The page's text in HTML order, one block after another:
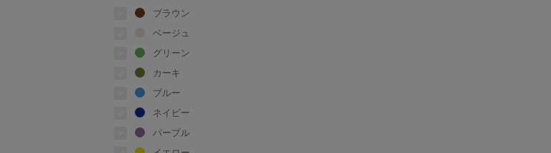
ブラウン
ベージュ
グリーン
カーキ
ブルー
ネイビー
パープル